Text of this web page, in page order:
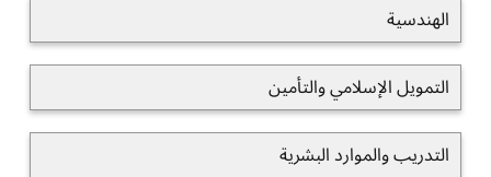
الهندسية
التمويل الإسلامي والتأمين
التدريب والموارد البشرية